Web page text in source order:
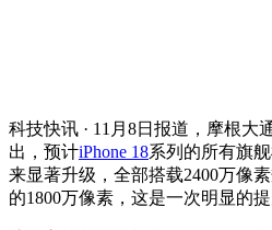
科技快讯 · 11月8日报道，摩根大
出，预计iPhone 18系列的所有旗
来显著升级，全部搭载2400万像
的1800万像素，这是一次明显的提